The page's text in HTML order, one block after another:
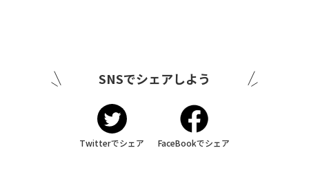
SNSでシェアしよう
Twitterでシェア FaceBookでシェア